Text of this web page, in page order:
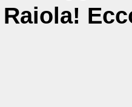
Raiola!